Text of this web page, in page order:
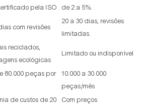
pela ISO
de 2 a 5%.
com revisões
20 a 30 dias, revisões
limitadas.
reciclados,
ecológicas
Limitado ou indisponível
80.000 peças por
10.000 a 30.000
peças/mês
de custos de 20
Com preços